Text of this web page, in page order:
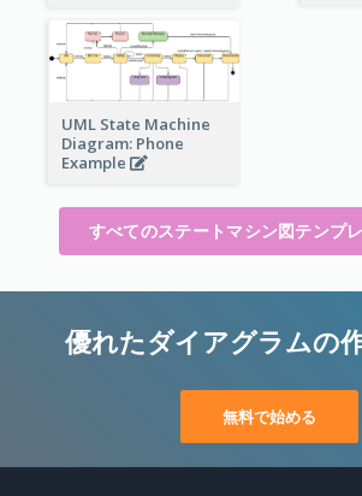
UML State Machine
Diagram: Phone
Example
すべてのステートマシン図テンプ
優れたダイアグラムの
無料で始める